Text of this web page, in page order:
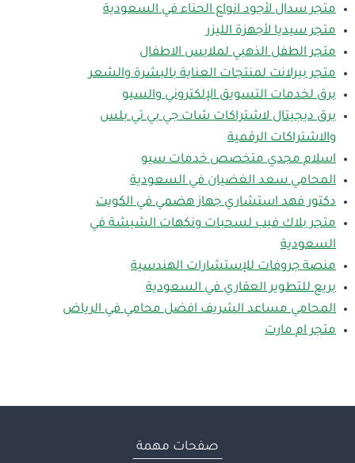
متجر سدال لأجود انواع الحناء في السعودية
متجر سيديا لأجهزة الليزر
متجر الطفل الذهبي لملابس الاطفال
متجر بيرلانت لمنتجات العناية بالبشرة والشعر
برق لخدمات التسويق الإلكتروني والسيو
برق ديجيتال لاشتراكات شات جي بي تي بلس
والاشتراكات الرقمية
اسلام مجدي متخصص خدمات سيو
المحامي سعد الغضيان في السعودية
دكتور فهد استشاري جهاز هضمي في الكويت
متجر بلاك فيب لسحبات ونكهات الشيشة في
السعودية
منصة جروفات للإستشارات الهندسية
بريع للتطوير العقاري في السعودية
المحامي مساعد الشريف افضل محامي في الرياض
متجر ام مارت
صفحات مهمة